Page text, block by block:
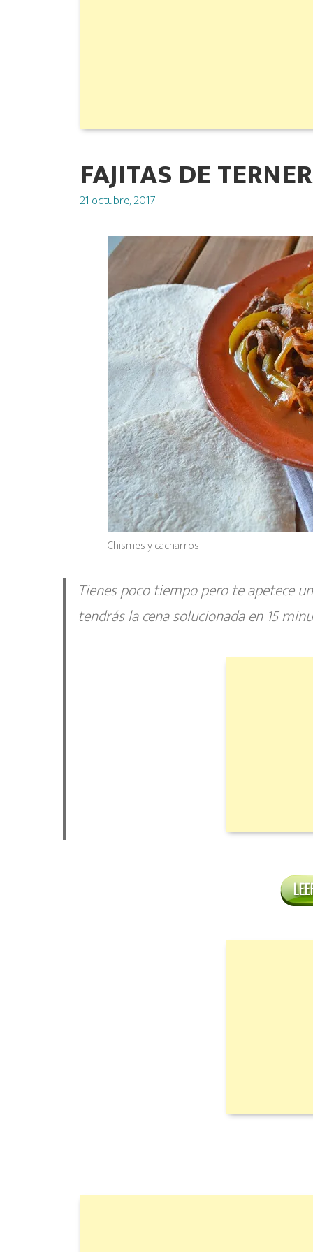
FAJITAS DE
Posted
21 octubre, 2017
Chismes y cacharros
Tienes poco tiempo pero te apetece
tendrás la cena solucionada en 15